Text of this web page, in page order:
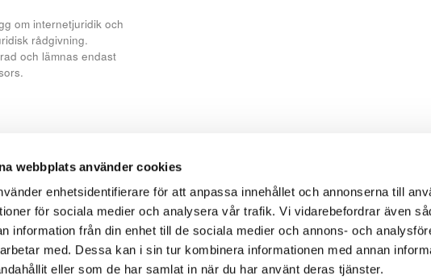
webbplats använder cookies
enhetsidentifierare för att anpassa innehållet och annonserna till
för sociala medier och analysera vår trafik. Vi vidarebefordrar även
information från din enhet till de sociala medier och annons- och
med. Dessa kan i sin tur kombinera informationen med annan
eller som de har samlat in när du har använt deras tjänster.
om internetjuridik och
rådgivning.
och lämnas endast